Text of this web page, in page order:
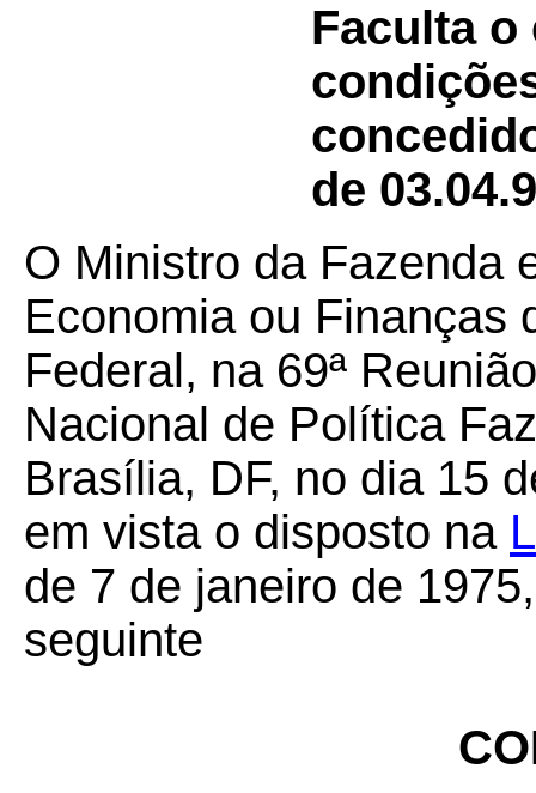
Faculta o
de
O Ministro da Fazenda
Economia ou Finanças
Federal, na 69ª
Nacional de Política
Brasília, DF, no dia 15
em vista o disposto na
de 7 de janeiro de
seguinte